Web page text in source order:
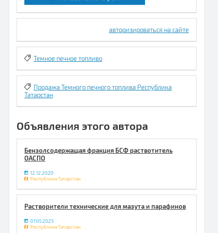
авторизироваться на сайте
Темное печное топливо
Продажа Темного печного топлива Республика
Татарстан
Объявления этого автора
Бензолсодержащая фракция БСФ раствотитель
ОАСПО
12.12.2020
Республика Татарстан
Растворители технические для мазута и парафинов
07.05.2025
Республика Татарстан